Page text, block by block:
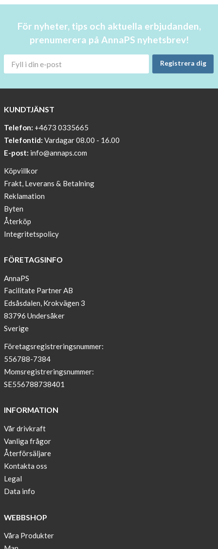
few
stock!
!!!!
PRINT
undisturbed
Blogger
on
AnnaPS.com
Report
from
congress
in
OFFER
!
–
T-
shirt
pockets
and
sleeves
Anna
Sjöberg
nominated
as
one
of
in
Lyfebulb
För nyheter, tips och aktuella erbjudanden,
prenumerera på AnnaPS nyhetsbrev!
Registrera dig
KUNDTJÄNST
Telefon: +4673 0335665
Telefontid: Vardagar 08.00 - 16.00
E-post: info@annaps.com
Köpvillkor
Frakt, Leverans & Betalning
Reklamation
Byten
Återköp
Integritetspolicy
FÖRETAGSINFO
AnnaPS
Facilitate Partner AB
Edsåsdalen, Krokvägen 3
83796 Undersåker
Sverige
Företagsregistreringsnummer:
556788-7384
Momsregistreringsnummer:
SE556788738401
INFORMATION
Vår drivkraft
Vanliga frågor
Återförsäljare
Kontakta oss
Legal
Data info
WEBBSHOP
Våra Produkter